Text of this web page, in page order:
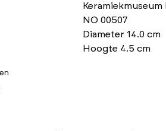
NO 00507
Diameter 14.0 cm
Hoogte 4.5 cm